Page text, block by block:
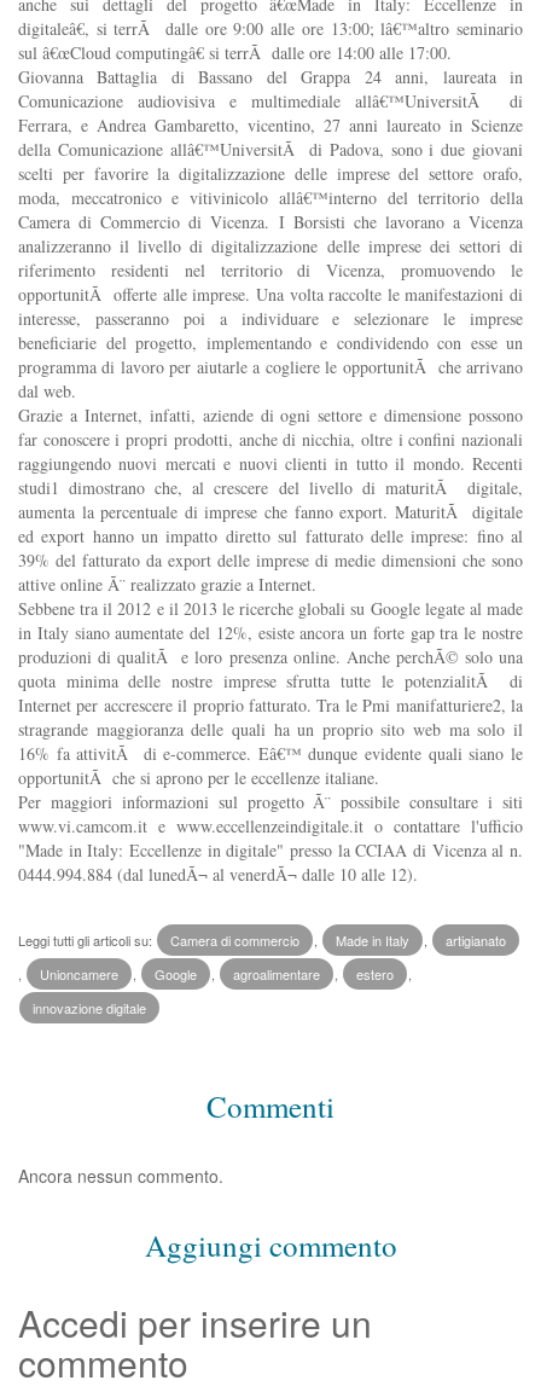
anche sui dettagli del progetto â€œMade in Italy: Eccellenze in
digitaleâ€, si terrÃ dalle ore 9:00 alle ore 13:00; lâ€™altro seminario
sul â€œCloud computingâ€ si terrÃ dalle ore 14:00 alle 17:00.
Giovanna Battaglia di Bassano del Grappa 24 anni, laureata in
Comunicazione audiovisiva e multimediale allâ€™UniversitÃ di
Ferrara, e Andrea Gambaretto, vicentino, 27 anni laureato in Scienze
della Comunicazione allâ€™UniversitÃ di Padova, sono i due giovani
scelti per favorire la digitalizzazione delle imprese del settore orafo,
moda, meccatronico e vitivinicolo allâ€™interno del territorio della
Camera di Commercio di Vicenza. I Borsisti che lavorano a Vicenza
analizzeranno il livello di digitalizzazione delle imprese dei settori di
riferimento residenti nel territorio di Vicenza, promuovendo le
opportunitÃ offerte alle imprese. Una volta raccolte le manifestazioni di
interesse, passeranno poi a individuare e selezionare le imprese
beneficiarie del progetto, implementando e condividendo con esse un
programma di lavoro per aiutarle a cogliere le opportunitÃ che arrivano
dal web.
Grazie a Internet, infatti, aziende di ogni settore e dimensione possono
far conoscere i propri prodotti, anche di nicchia, oltre i confini nazionali
raggiungendo nuovi mercati e nuovi clienti in tutto il mondo. Recenti
studi1 dimostrano che, al crescere del livello di maturitÃ digitale,
aumenta la percentuale di imprese che fanno export. MaturitÃ digitale
ed export hanno un impatto diretto sul fatturato delle imprese: fino al
39% del fatturato da export delle imprese di medie dimensioni che sono
attive online Ã¨ realizzato grazie a Internet.
Sebbene tra il 2012 e il 2013 le ricerche globali su Google legate al made
in Italy siano aumentate del 12%, esiste ancora un forte gap tra le nostre
produzioni di qualitÃ e loro presenza online. Anche perchÃ© solo una
quota minima delle nostre imprese sfrutta tutte le potenzialitÃ di
Internet per accrescere il proprio fatturato. Tra le Pmi manifatturiere2, la
stragrande maggioranza delle quali ha un proprio sito web ma solo il
16% fa attivitÃ di e-commerce. Eâ€™ dunque evidente quali siano le
opportunitÃ che si aprono per le eccellenze italiane.
Per maggiori informazioni sul progetto Ã¨ possibile consultare i siti
www.vi.camcom.it e www.eccellenzeindigitale.it o contattare l'ufficio
"Made in Italy: Eccellenze in digitale" presso la CCIAA di Vicenza al n.
0444.994.884 (dal lunedÃ¬ al venerdÃ¬ dalle 10 alle 12).
Leggi tutti gli articoli su: Camera di commercio Made in Italy
artigianato
Unioncamere Google agroalimentare estero
innovazione digitale
Commenti
Ancora nessun commento.
Aggiungi commento
Accedi per inserire un
commento